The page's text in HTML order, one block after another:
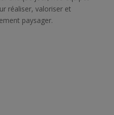
paysager.